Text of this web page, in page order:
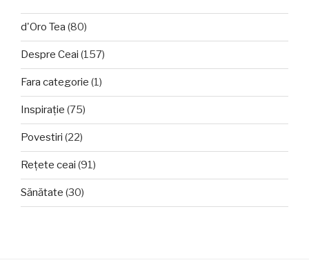
d'Oro Tea (80)
Despre Ceai (157)
Fara categorie (1)
Inspirație (75)
Povestiri (22)
Rețete ceai (91)
Sănătate (30)